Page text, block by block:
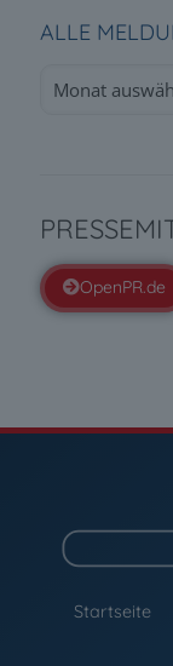
ALLE
Meldungen
OpenPR.de
Startseite